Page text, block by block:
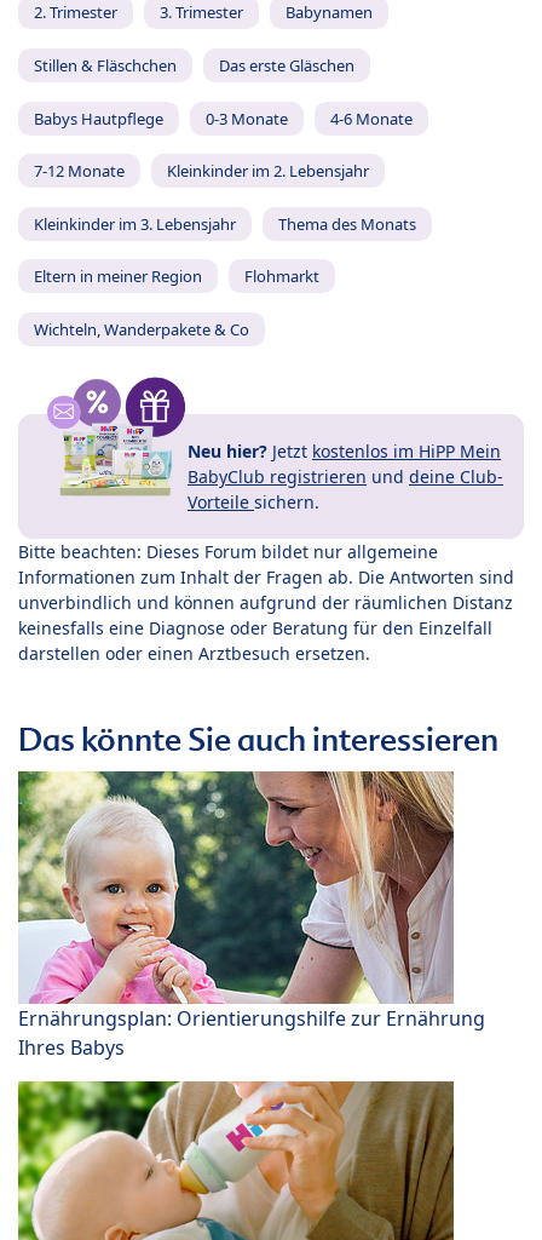
2. Trimester 3. Trimester Babynamen
Stillen & Fläschchen Das erste Gläschen
Babys Hautpflege 0-3 Monate 4-6 Monate
7-12 Monate Kleinkinder im 2. Lebensjahr
Kleinkinder im 3. Lebensjahr Thema des Monats
Eltern in meiner Region Flohmarkt
Wichteln, Wanderpakete & Co
Neu hier? Jetzt kostenlos im HiPP Mein
BabyClub registrieren und deine Club-
Vorteile sichern.
Bitte beachten: Dieses Forum bildet nur allgemeine
Informationen zum Inhalt der Fragen ab. Die Antworten sind
unverbindlich und können aufgrund der räumlichen Distanz
keinesfalls eine Diagnose oder Beratung für den Einzelfall
darstellen oder einen Arztbesuch ersetzen.
Das könnte Sie auch interessieren
Ernährungsplan: Orientierungshilfe zur Ernährung
Ihres Babys